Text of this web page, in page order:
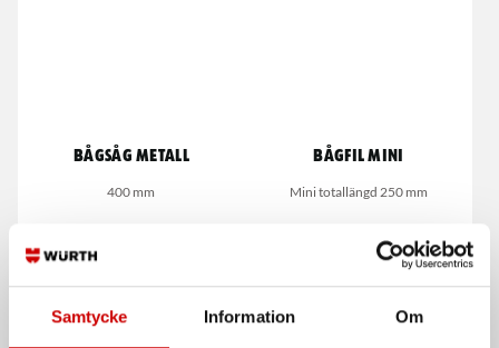
Samtycke Information Om
Bågsåg Metall
400 mm
Bågfil mini
Mini totallängd 250 mm